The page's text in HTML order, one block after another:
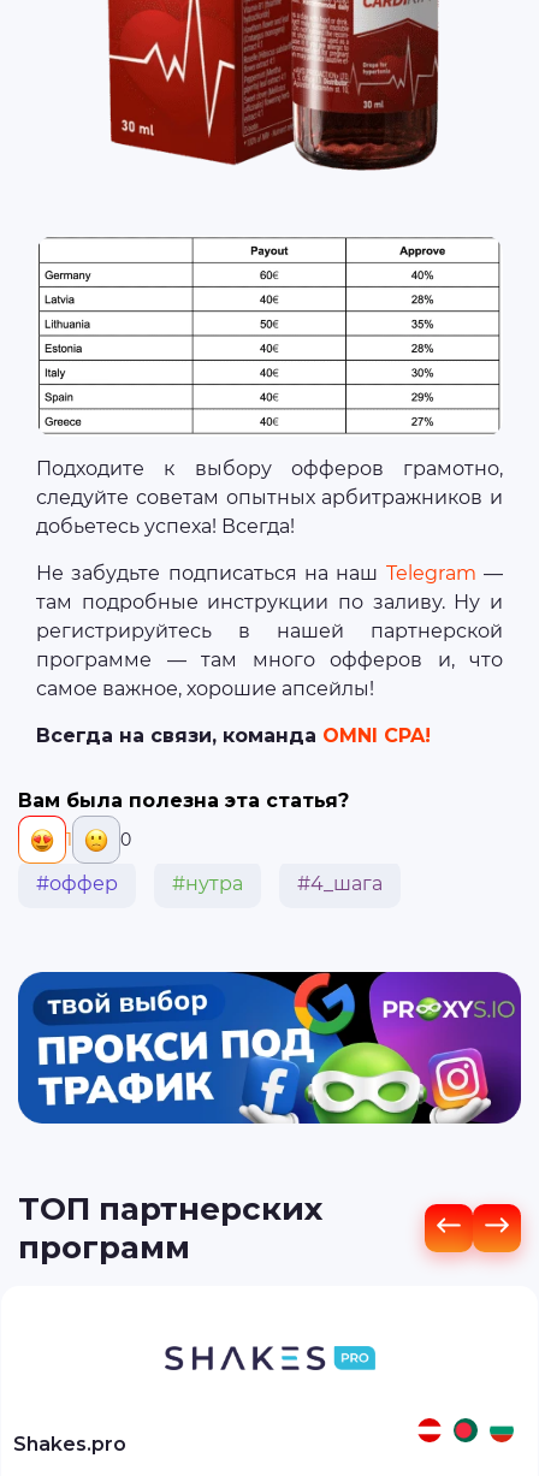
Подходите к выбору офферов грамотно,
следуйте советам опытных арбитражников и
добьетесь успеха! Всегда!
Не забудьте подписаться на наш Telegram —
там подробные инструкции по заливу. Ну и
регистрируйтесь в нашей партнерской
программе — там много офферов и, что
самое важное, хорошие апсейлы!
Всегда на связи, команда OMNI CPA!
Вам была полезна эта статья?
1 0
#оффер #нутра #4_шага
ТОП партнерских
программ
Shakes.pro